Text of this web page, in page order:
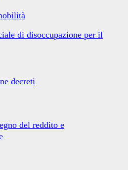
di disoccupazione per il
decreti
del reddito e